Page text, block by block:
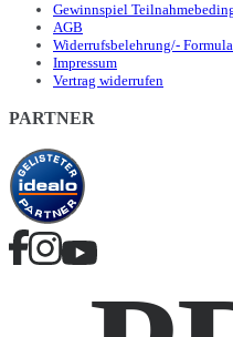
Gewinnspiel
AGB
Widerrufsbelehrung/-
Impressum
Vertrag widerrufen
PARTNER